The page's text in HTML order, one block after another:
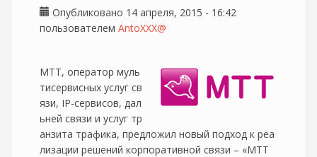
Опубликовано 14 апреля, 2015 - 16:42
пользователем AntoXXX@
МТТ, оператор муль
тисервисных услуг св
язи, IP-сервисов, дал
ьней связи и услуг тр
анзита трафика, предложил новый подход к реа
лизации решений корпоративной связи – «МТТ